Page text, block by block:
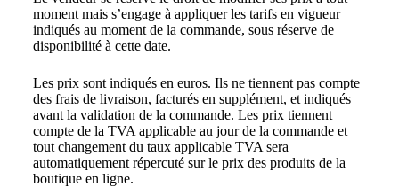
moment mais s’engage à appliquer les tarifs en vigueur
indiqués au moment de la commande, sous réserve de
disponibilité à cette date.
Les prix sont indiqués en euros. Ils ne tiennent pas compte
des frais de livraison, facturés en supplément, et indiqués
avant la validation de la commande. Les prix tiennent
compte de la TVA applicable au jour de la commande et
tout changement du taux applicable TVA sera
automatiquement répercuté sur le prix des produits de la
boutique en ligne.